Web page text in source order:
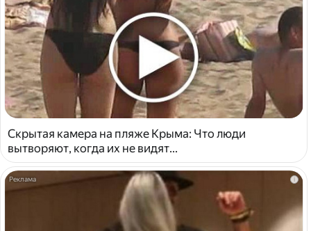
Скрытая камера на пляже Крыма: Что люди
вытворяют, когда их не видят...
i